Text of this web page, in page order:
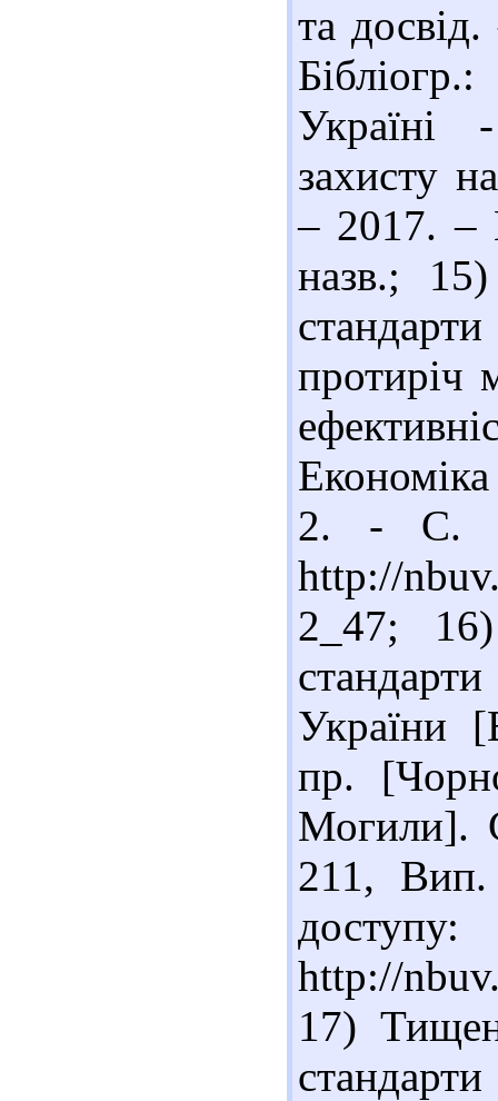
та
Україні
захисту
– 2017. –
назв.;
протиріч
2. - С.
http://
2_47;
України
пр.
Могили].
211,
доступу:
http://
17)